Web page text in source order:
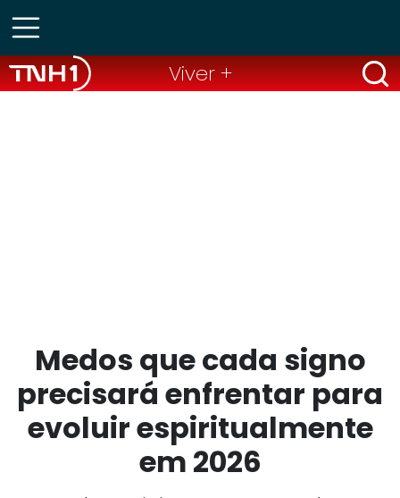
Viver +
Medos que cada signo
precisará enfrentar para
evoluir espiritualmente
em 2026